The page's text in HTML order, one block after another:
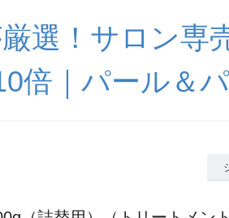
選！サロン専
倍｜パール＆